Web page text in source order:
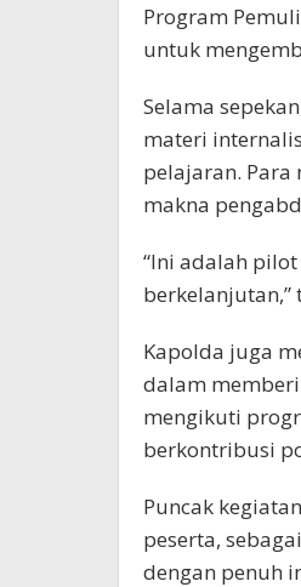
Program
untuk
Selama
materi
pelajaran.
makna
“Ini adalah
berkelanjutan,”
Kapolda juga
dalam
mengikuti
berkontribusi
Puncak
peserta,
dengan penuh